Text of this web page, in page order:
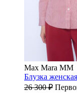
Max Mara MM
Блузка
26 300₽